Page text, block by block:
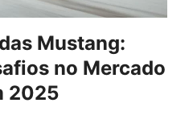
Mustang:
no Mercado
2025